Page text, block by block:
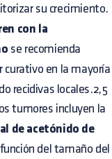
su crecimiento.
con la
se recomienda
curativo en la mayoría
recidivas locales.2,5
tumores incluyen la
de acetónido de
del tamaño del